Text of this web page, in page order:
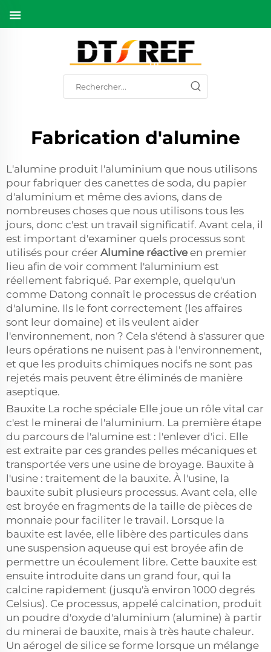
Fabrication d'alumine
L'alumine produit l'aluminium que nous utilisons
pour fabriquer des canettes de soda, du papier
d'aluminium et même des avions, dans de
nombreuses choses que nous utilisons tous les
jours, donc c'est un travail significatif. Avant cela, il
est important d'examiner quels processus sont
utilisés pour créer Alumine réactive en premier
lieu afin de voir comment l'aluminium est
réellement fabriqué. Par exemple, quelqu'un
comme Datong connaît le processus de création
d'alumine. Ils le font correctement (les affaires
sont leur domaine) et ils veulent aider
l'environnement, non ? Cela s'étend à s'assurer que
leurs opérations ne nuisent pas à l'environnement,
et que les produits chimiques nocifs ne sont pas
rejetés mais peuvent être éliminés de manière
aseptique.
Bauxite La roche spéciale Elle joue un rôle vital car
c'est le minerai de l'aluminium. La première étape
du parcours de l'alumine est : l'enlever d'ici. Elle
est extraite par ces grandes pelles mécaniques et
transportée vers une usine de broyage. Bauxite à
l'usine : traitement de la bauxite. À l'usine, la
bauxite subit plusieurs processus. Avant cela, elle
est broyée en fragments de la taille de pièces de
monnaie pour faciliter le travail. Lorsque la
bauxite est lavée, elle libère des particules dans
une suspension aqueuse qui est broyée afin de
permettre un écoulement libre. Cette bauxite est
ensuite introduite dans un grand four, qui la
calcine rapidement (jusqu'à environ 1000 degrés
Celsius). Ce processus, appelé calcination, produit
un poudre d'oxyde d'aluminium (alumine) à partir
du minerai de bauxite, mais à très haute chaleur.
Un aérogel de silice se forme lorsque un mélange